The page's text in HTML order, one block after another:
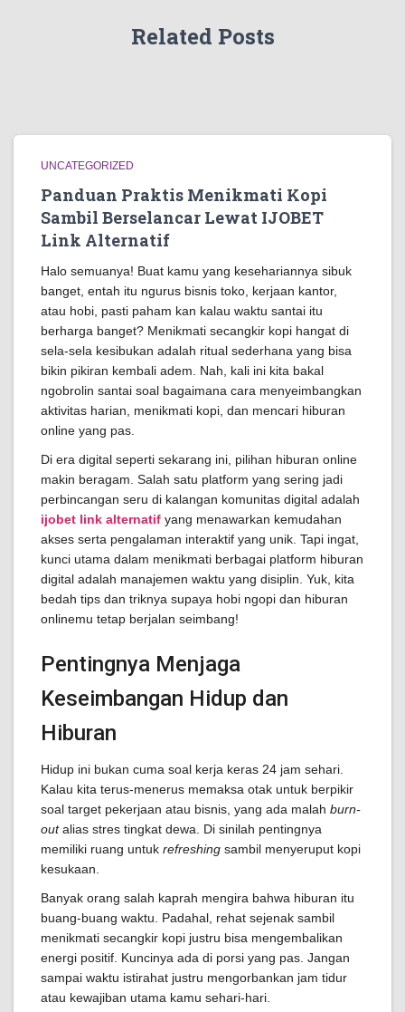
Related Posts
UNCATEGORIZED
Panduan Praktis Menikmati Kopi
Sambil Berselancar Lewat IJOBET
Link Alternatif
Halo semuanya! Buat kamu yang kesehariannya sibuk
banget, entah itu ngurus bisnis toko, kerjaan kantor,
atau hobi, pasti paham kan kalau waktu santai itu
berharga banget? Menikmati secangkir kopi hangat di
sela-sela kesibukan adalah ritual sederhana yang bisa
bikin pikiran kembali adem. Nah, kali ini kita bakal
ngobrolin santai soal bagaimana cara menyeimbangkan
aktivitas harian, menikmati kopi, dan mencari hiburan
online yang pas.
Di era digital seperti sekarang ini, pilihan hiburan online
makin beragam. Salah satu platform yang sering jadi
perbincangan seru di kalangan komunitas digital adalah
ijobet link alternatif yang menawarkan kemudahan
akses serta pengalaman interaktif yang unik. Tapi ingat,
kunci utama dalam menikmati berbagai platform hiburan
digital adalah manajemen waktu yang disiplin. Yuk, kita
bedah tips dan triknya supaya hobi ngopi dan hiburan
onlinemu tetap berjalan seimbang!
Pentingnya Menjaga
Keseimbangan Hidup dan
Hiburan
Hidup ini bukan cuma soal kerja keras 24 jam sehari.
Kalau kita terus-menerus memaksa otak untuk berpikir
soal target pekerjaan atau bisnis, yang ada malah burn-
outalias stres tingkat dewa. Di sinilah pentingnya
memiliki ruang untuk refreshing sambil menyeruput kopi
kesukaan.
Banyak orang salah kaprah mengira bahwa hiburan itu
buang-buang waktu. Padahal, rehat sejenak sambil
menikmati secangkir kopi justru bisa mengembalikan
energi positif. Kuncinya ada di porsi yang pas. Jangan
sampai waktu istirahat justru mengorbankan jam tidur
atau kewajiban utama kamu sehari-hari.